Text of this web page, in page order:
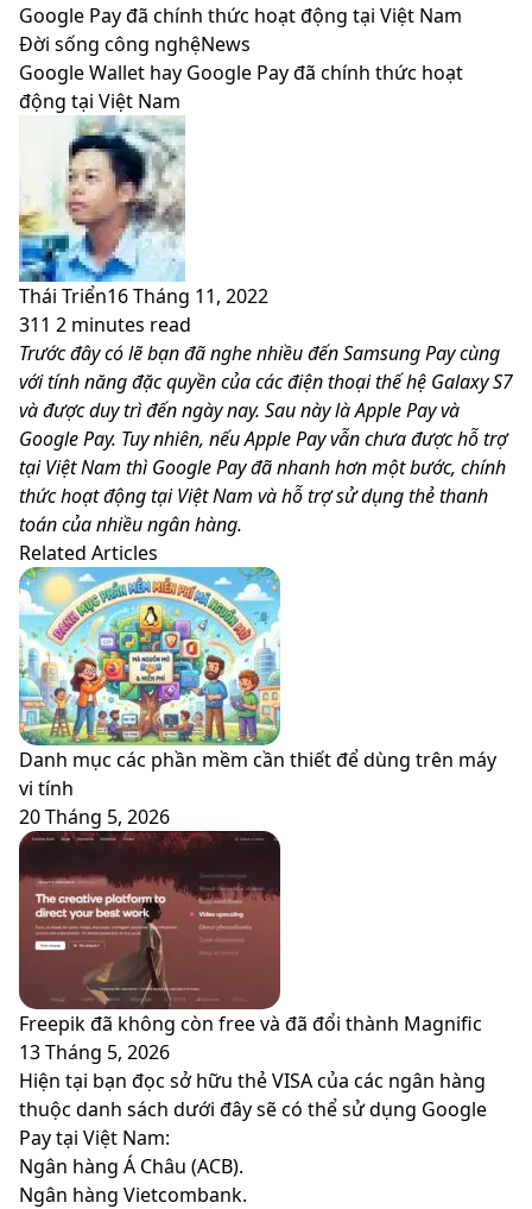
skin
Google Pay đã chính thức hoạt động tại Việt Nam
Đời sống công nghệNews
Google Wallet hay Google Pay đã chính thức hoạt
động tại Việt Nam
Thái Triển16 Tháng 11, 2022
311 2 minutes read
Facebook
X
LinkedIn
Pinterest
Messenger
Messenger
WhatsApp
Telegram
Viber
Share
via
Email
Print
Trước đây có lẽ bạn đã nghe nhiều đến Samsung Pay cùng
với tính năng đặc quyền của các điện thoại thế hệ Galaxy S7
và được duy trì đến ngày nay. Sau này là Apple Pay và
Google Pay. Tuy nhiên, nếu Apple Pay vẫn chưa được hỗ trợ
tại Việt Nam thì Google Pay đã nhanh hơn một bước, chính
thức hoạt động tại Việt Nam và hỗ trợ sử dụng thẻ thanh
toán của nhiều ngân hàng.
Related Articles
Danh mục các phần mềm cần thiết để dùng trên máy
vi tính
20 Tháng 5, 2026
Freepik đã không còn free và đã đổi thành Magnific
13 Tháng 5, 2026
Hiện tại bạn đọc sở hữu thẻ VISA của các ngân hàng
thuộc danh sách dưới đây sẽ có thể sử dụng Google
Pay tại Việt Nam:
Ngân hàng Á Châu (ACB).
Ngân hàng Vietcombank.